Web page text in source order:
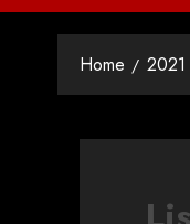
Home 2021